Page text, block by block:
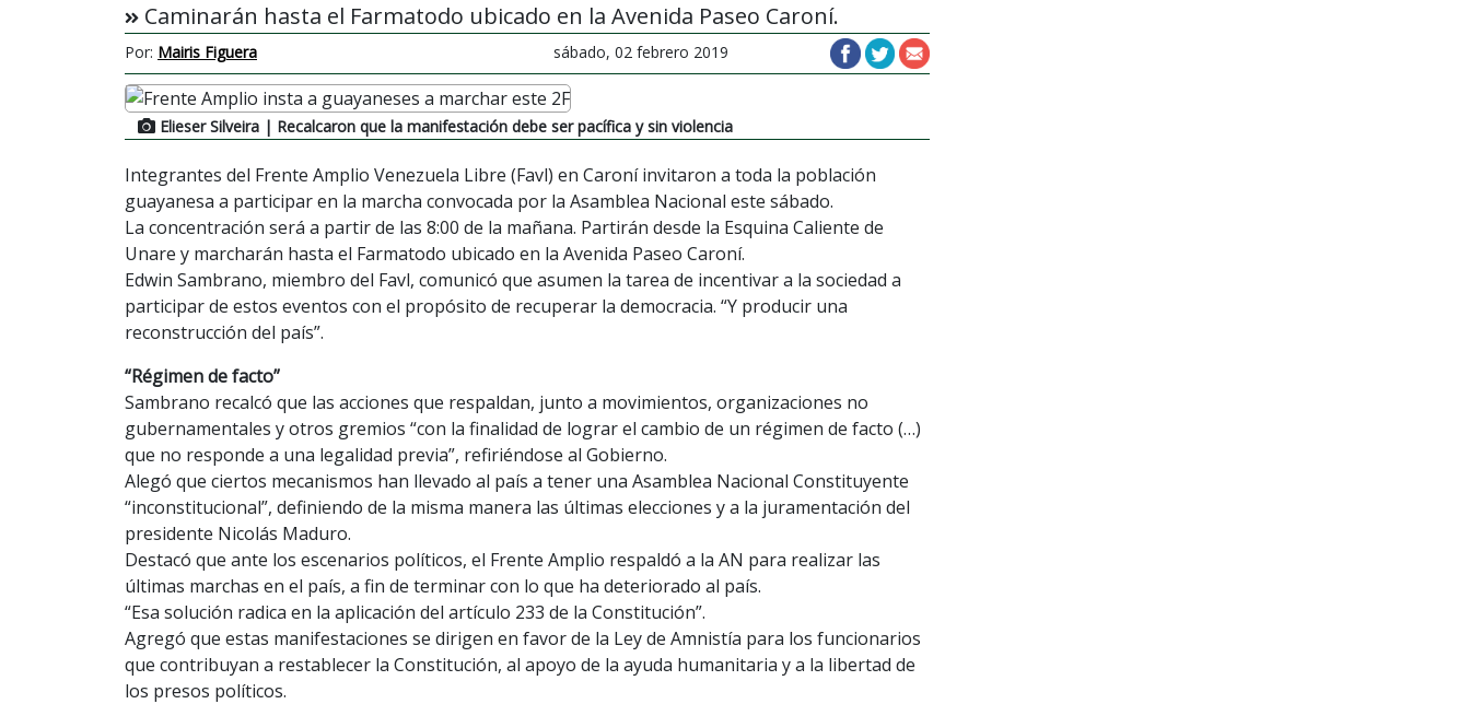
Caminarán hasta el Farmatodo ubicado en la Avenida Paseo Caroní.
Por: Mairis Figuera sábado, 02 febrero 2019
Elieser Silveira | Recalcaron que la manifestación debe ser pacífica y sin violencia
Integrantes del Frente Amplio Venezuela Libre (Favl) en Caroní invitaron a toda la población
guayanesa a participar en la marcha convocada por la Asamblea Nacional este sábado.
La concentración será a partir de las 8:00 de la mañana. Partirán desde la Esquina Caliente de
Unare y marcharán hasta el Farmatodo ubicado en la Avenida Paseo Caroní.
Edwin Sambrano, miembro del Favl, comunicó que asumen la tarea de incentivar a la sociedad a
participar de estos eventos con el propósito de recuperar la democracia. “Y producir una
reconstrucción del país”.
“Régimen de facto”
Sambrano recalcó que las acciones que respaldan, junto a movimientos, organizaciones no
gubernamentales y otros gremios “con la finalidad de lograr el cambio de un régimen de facto (…)
que no responde a una legalidad previa”, refiriéndose al Gobierno.
Alegó que ciertos mecanismos han llevado al país a tener una Asamblea Nacional Constituyente
“inconstitucional”, definiendo de la misma manera las últimas elecciones y a la juramentación del
presidente Nicolás Maduro.
Destacó que ante los escenarios políticos, el Frente Amplio respaldó a la AN para realizar las
últimas marchas en el país, a fin de terminar con lo que ha deteriorado al país.
“Esa solución radica en la aplicación del artículo 233 de la Constitución”.
Agregó que estas manifestaciones se dirigen en favor de la Ley de Amnistía para los funcionarios
que contribuyan a restablecer la Constitución, al apoyo de la ayuda humanitaria y a la libertad de
los presos políticos.